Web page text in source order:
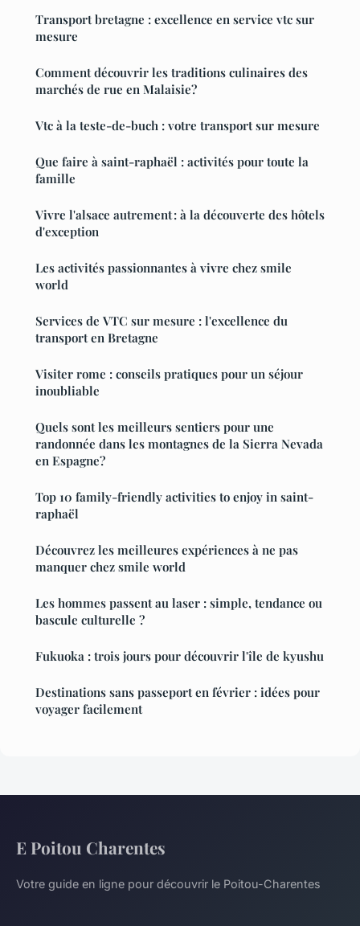
Transport bretagne : excellence en service vtc sur
mesure
Comment découvrir les traditions culinaires des
marchés de rue en Malaisie?
Vtc à la teste-de-buch : votre transport sur mesure
Que faire à saint-raphaël : activités pour toute la
famille
Vivre l'alsace autrement : à la découverte des hôtels
d'exception
Les activités passionnantes à vivre chez smile
world
Services de VTC sur mesure : l'excellence du
transport en Bretagne
Visiter rome : conseils pratiques pour un séjour
inoubliable
Quels sont les meilleurs sentiers pour une
randonnée dans les montagnes de la Sierra Nevada
en Espagne?
Top 10 family-friendly activities to enjoy in saint-
raphaël
Découvrez les meilleures expériences à ne pas
manquer chez smile world
Les hommes passent au laser : simple, tendance ou
bascule culturelle ?
Fukuoka : trois jours pour découvrir l'île de kyushu
Destinations sans passeport en février : idées pour
voyager facilement
E Poitou Charentes
Votre guide en ligne pour découvrir le Poitou-Charentes